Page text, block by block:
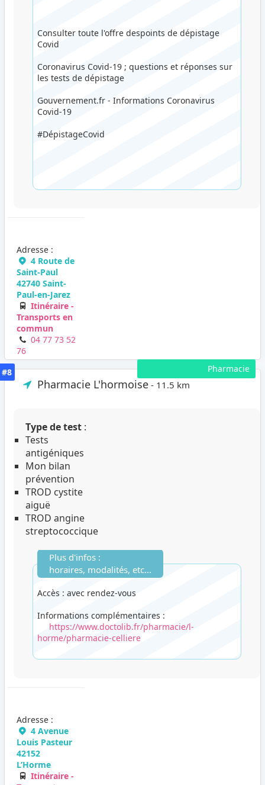
Consulter toute l'offre despoints de dépistage
Covid
Coronavirus Covid-19 ; questions et réponses sur
les tests de dépistage
Gouvernement.fr - Informations Coronavirus
Covid-19
#DépistageCovid
Adresse :
4 Route de
Saint-Paul
42740 Saint-
Paul-en-Jarez
Itinéraire -
Transports en
commun
04 77 73 52
76
Pharmacie
#8
Pharmacie L'hormoise - 11.5 km
Type de test :
Tests
antigéniques
Mon bilan
prévention
TROD cystite
aiguë
TROD angine
streptococcique
Plus d'infos :
horaires, modalités, etc...
Accès : avec rendez-vous
Informations complémentaires :
https://www.doctolib.fr/pharmacie/l-
horme/pharmacie-celliere
Adresse :
4 Avenue
Louis Pasteur
42152
L’Horme
Itinéraire -